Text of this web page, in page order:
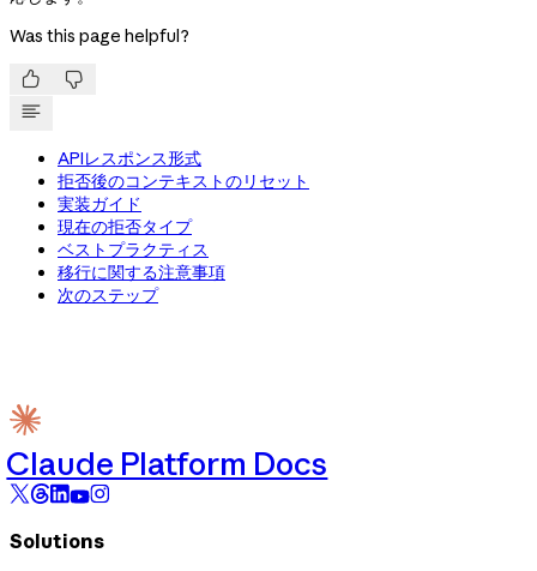
Was this page helpful?
 
APIレスポンス形式
拒否後のコンテキストのリセット
実装ガイド
現在の拒否タイプ
ベストプラクティス
移行に関する注意事項
次のステップ
Claude Platform Docs
Solutions